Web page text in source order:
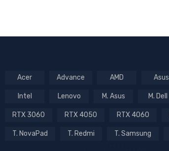
Acer Advance AMD Asus
Intel Lenovo M. Asus M. Dell
RTX 3060 RTX 4050 RTX 4060
T. NovaPad T. Redmi T. Samsung